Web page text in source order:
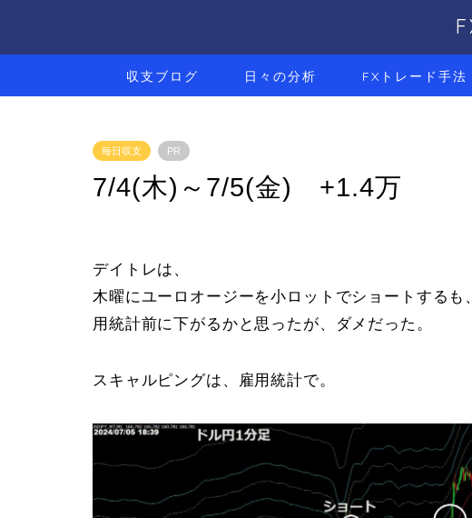
収支ブログ 日々の分析 FXトレード手法
毎日収支 PR
7/4(木)～7/5(金) +1.4万
デイトレは、
木曜にユーロオージーを小ロットでショートする
用統計前に下がるかと思ったが、ダメだった。
スキャルピングは、雇用統計で。